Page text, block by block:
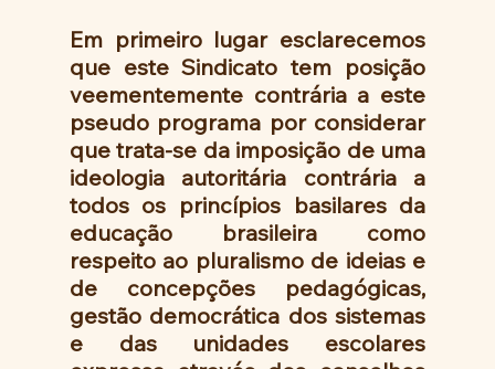
Em primeiro lugar esclarecemos
que este Sindicato tem posição
veementemente contrária a este
pseudo programa por considerar
que trata-se da imposição de uma
ideologia autoritária contrária a
todos os princípios basilares da
educação brasileira como
respeito ao pluralismo de ideias e
de concepções pedagógicas,
gestão democrática dos sistemas
e das unidades escolares